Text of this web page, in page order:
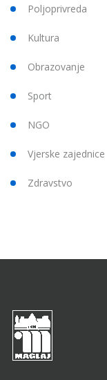
Poljoprivreda
Kultura
Obrazovanje
Sport
NGO
Vjerske zajednice
Zdravstvo